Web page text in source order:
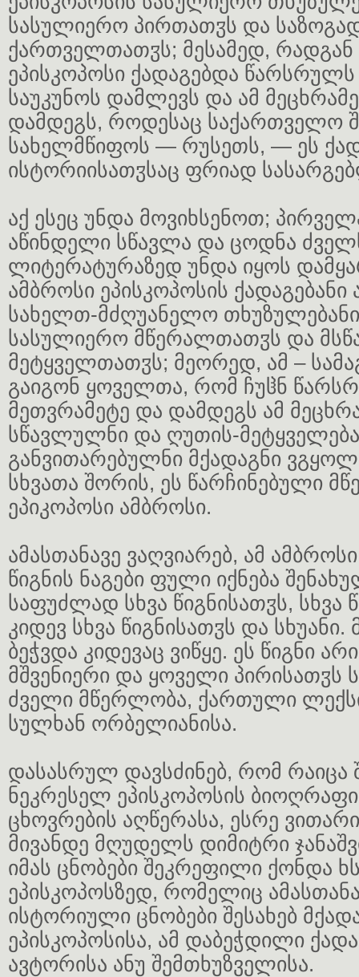
სასულიერო პირთათჳს და
ქართველთათჳს; მესამედ, რადგან
ეპისკოპოსი ქადაგებდა
საუკუნოს დამლევს და ამ
დამდეგს, როდესაც საქართველო
სახელმწიფოს — რუსეთს, — ეს
ისტორიისათჳსაც ფრიად
აქ ესეც უნდა მოვიხსენოთ;
აწინდელი სწავლა და ცოდნა
ლიტერატურაზედ უნდა იყოს
ამბროსი ეპისკოპოსის ქადაგებანი
სახელთ-მძღუანელო
სასულიერო მწერალთათჳს და
მეტყველთათჳს; მეორედ, ამ –
გაიგონ ყოველთა, რომ ჩუჱნ
მეთვრამეტე და დამდეგს ამ
სწავლულნი და ღუთის-
განვითარებულნი მქადაგნი
სხვათა შორის, ეს წარჩინებული
ეპიკოპოსი ამბროსი.
ამასთანავე ვაღვიარებ, ამ
წიგნის ნაგები ფული იქნება
საფუძლად სხვა წიგნისათჳს, სხვა
კიდევ სხვა წიგნისათჳს და სხუანი.
ბეჭვდა კიდევაც ვიწყე. ეს წიგნი
მშვენიერი და ყოველი პირისათჳს
ძველი მწერლობა, ქართული
სულხან ორბელიანისა.
დასასრულ დავსძინებ, რომ რაიცა
ნეკრესელ ეპისკოპოსის
ცხოვრების აღწერასა, ესრე
მივანდე მღუდელს დიმიტრი
იმას ცნობები შეკრეფილი ქონდა
ეპისკოპოსზედ, რომელიც
ისტორიული ცნობები შესახებ
ეპისკოპოსისა, ამ დაბეჭდილი
ავტორისა ანუ შემთხუზველისა.